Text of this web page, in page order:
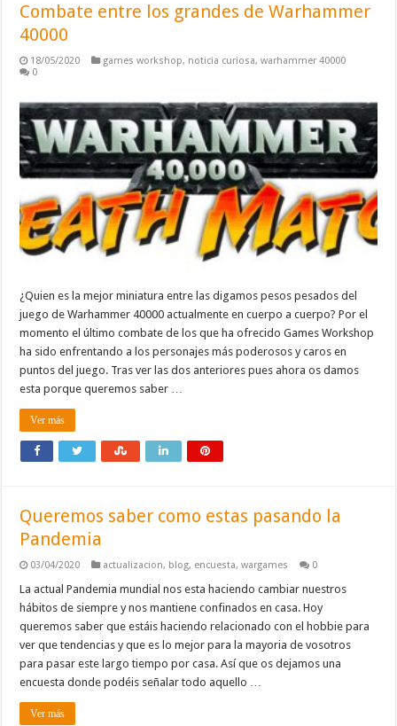
Combate entre los grandes de Warhammer
40000
18/05/2020 games workshop, noticia curiosa,warhammer 40000
0
¿Quien es la mejor miniatura entre las digamos pesos pesados del
juego de Warhammer 40000 actualmente en cuerpo a cuerpo? Por el
momento el último combate de los que ha ofrecido Games Workshop
ha sido enfrentando a los personajes más poderosos y caros en
puntos del juego. Tras ver las dos anteriores pues ahora os damos
esta porque queremos saber …
Ver más
Queremos saber como estas pasando la
Pandemia
03/04/2020 actualizacion, blog, encuesta,wargames 0
La actual Pandemia mundial nos esta haciendo cambiar nuestros
hábitos de siempre y nos mantiene confinados en casa. Hoy
queremos saber que estáis haciendo relacionado con el hobbie para
ver que tendencias y que es lo mejor para la mayoria de vosotros
para pasar este largo tiempo por casa. Así que os dejamos una
encuesta donde podéis señalar todo aquello …
Ver más